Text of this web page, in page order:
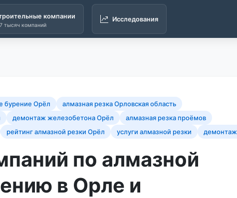
компании
тысяч компаний
Исследования
бурение Орёл
алмазная резка Орловская область
демонтаж железобетона Орёл
алмазная резка проёмов
рейтинг алмазной резки Орёл услуги алмазной резки демонтаж
по алмазной
в Орле и